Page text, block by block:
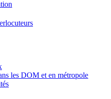
les DOM et en métropole